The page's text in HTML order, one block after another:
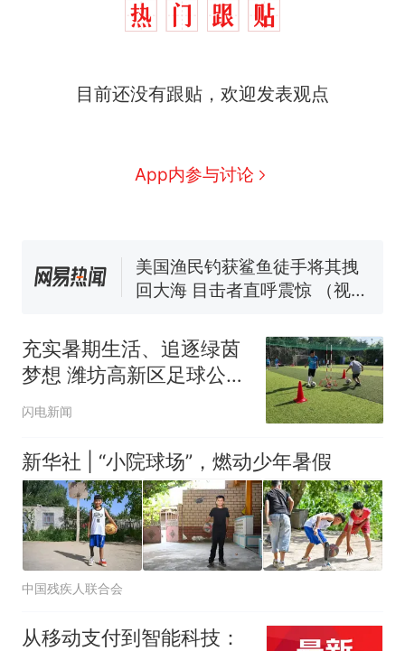
目前还没有跟贴，欢迎发表观点
App内参与讨论
人生
新 制裁瓜子饺子，美国怕什
么？
协会回应
美国渔民钓获鲨鱼徒手将其拽
回大海 目击者直呼震惊 （视频
官方通报
佛山一中学招聘物理教师，笔
试前13名均遭淘汰？教育局：
已叫停招聘，成立调查组全面
那个在床头放菜刀的女孩，
人生
充实暑期生活、追逐绿茵
梦想 潍坊高新区足球公益
训练营火热开练
闪电新闻
新华社 | “小院球场”，燃动少年暑假
中国残疾人联合会
从移动支付到智能科技：